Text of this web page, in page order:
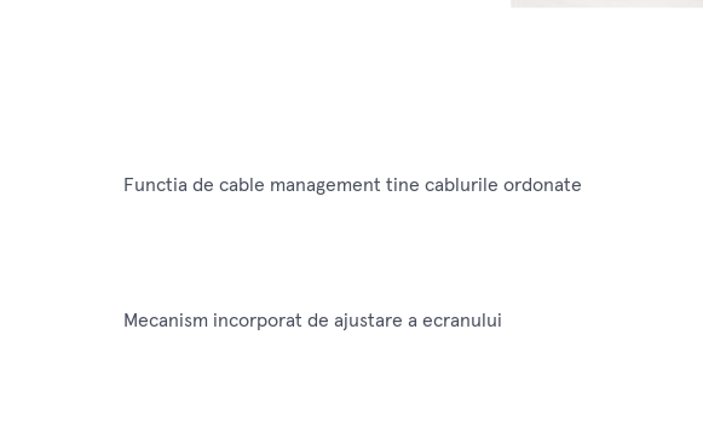
Functia de cable management tine cablurile ordonate
Mecanism incorporat de ajustare a ecranului